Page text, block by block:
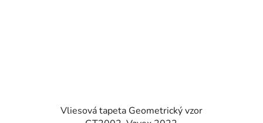
Vliesová tapeta Geometrický vzor